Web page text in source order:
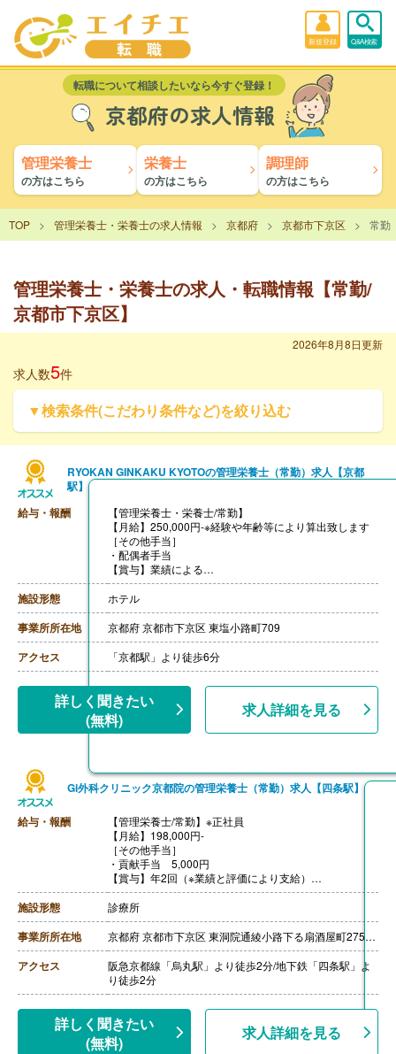
新規登録 Q&A検索
転職について相談したいなら今すぐ登録！
京都府の求人情報
管理栄養士
の方はこちら
栄養士
の方はこちら
調理師
の方はこちら
TOP 管理栄養士・栄養士の求人情報 京都府 京都市下京区 常勤
管理栄養士・栄養士の求人・転職情報【常勤/
京都市下京区】
2026年8月8日更新
求人数5件
▼検索条件(こだわり条件など)を絞り込む
RYOKAN GINKAKU KYOTOの管理栄養士（常勤）求人【京都
駅】
給与・報酬
【管理栄養士・栄養士/常勤】
【月給】250,000円-※経験や年齢等により算出致します
［その他手当］
・配偶者手当
【賞与】業績による
【通勤手当】あり（実費支給）
【昇給】年1回
【退職金】あり※勤続5年以上
施設形態 ホテル
事業所所在地 京都府 京都市下京区 東塩小路町709
アクセス 「京都駅」より徒歩6分
詳しく聞きたい
(無料)
求人詳細を見る
Gi外科クリニック京都院の管理栄養士（常勤）求人【四条駅】
給与・報酬
【管理栄養士/常勤】※正社員
【月給】198,000円-
［その他手当］
・貢献手当 5,000円
【賞与】年2回（※業績と評価により支給）
【決算賞与】 年1回（年1回／業績・評価による）
【通勤手当】あり
【昇給】あり
【退職金】なし
施設形態 診療所
事業所所在地 京都府 京都市下京区 東洞院通綾小路下る扇酒屋町275-1 KOWA東洞院ビル2階
アクセス
阪急京都線「烏丸駅」より徒歩2分/地下鉄「四条駅」よ
り徒歩2分
詳しく聞きたい
(無料)
求人詳細を見る